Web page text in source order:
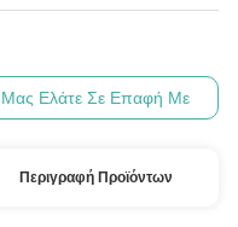
Μας Ελάτε Σε Επαφή Με
Περιγραφή Προϊόντων